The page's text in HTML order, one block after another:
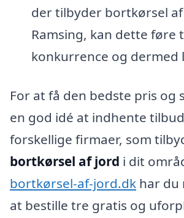
der tilbyder bortkørsel
Ramsing, kan dette føre
konkurrence og dermed
For at få den bedste pris og
en god idé at indhente
forskellige firmaer, som
bortkørsel af jord i dit
bortkørsel-af-jord.dk har du
at bestille tre gratis og